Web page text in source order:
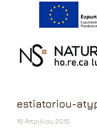
estiatoriou-
16 Απριλίου 2015